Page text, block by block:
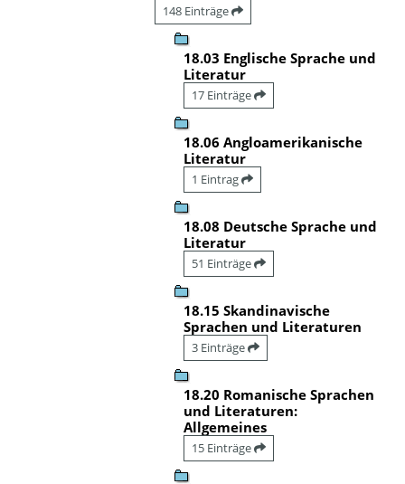
148 Einträge
18.03 Englische Sprache und
Literatur
17 Einträge
18.06 Angloamerikanische
Literatur
1 Eintrag
18.08 Deutsche Sprache und
Literatur
51 Einträge
18.15 Skandinavische
Sprachen und Literaturen
3 Einträge
18.20 Romanische Sprachen
und Literaturen:
Allgemeines
15 Einträge